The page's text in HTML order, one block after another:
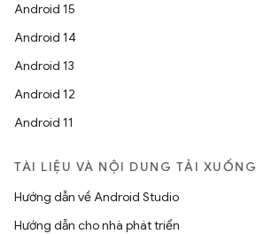
Android 15
Android 14
Android 13
Android 12
Android 11
TÀI LIỆU VÀ NỘI DUNG TẢI XUỐNG
Hướng dẫn về Android Studio
Hướng dẫn cho nhà phát triển